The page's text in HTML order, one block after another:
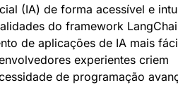
(IA) de forma acessível e
do framework
de aplicações de IA mais
experientes criem
de programação